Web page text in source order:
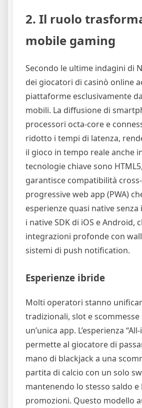
2. Il ruolo
mobile gaming
Secondo le ultime indagini di
dei giocatori di casinò online
piattaforme esclusivamente
mobili. La diffusione di
processori octa‑core e
ridotto i tempi di latenza,
il gioco in tempo reale anche
tecnologie chiave sono
garantisce compatibilità
progressive web app (PWA)
esperienze quasi native senza
i native SDK di iOS e Android,
integrazioni profonde con
sistemi di push notification.
Esperienze ibride
Molti operatori stanno
tradizionali, slot e
un’unica app. L’esperienza
permette al giocatore di
mano di blackjack a una
partita di calcio con un solo
mantenendo lo stesso saldo e
promozioni. Questo modello